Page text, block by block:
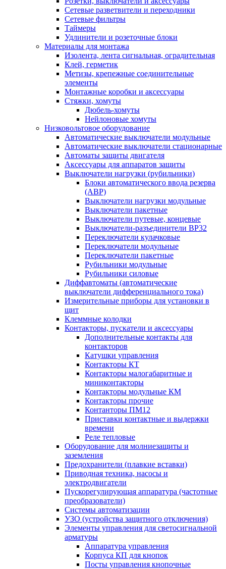
Сетевые разветвители и переходники
Сетевые фильтры
Таймеры
Удлинители и розеточные блоки
Материалы для монтажа
Изолента, лента сигнальная, оградительная
Клей, герметик
Метизы, крепежные соединительные
элементы
Монтажные коробки и аксессуары
Стяжки, хомуты
Дюбель-хомуты
Нейлоновые хомуты
Низковольтовое оборудование
Автоматические выключатели модульные
Автоматические выключатели стационарные
Автоматы защиты двигателя
Аксессуары для аппаратов защиты
Выключатели нагрузки (рубильники)
Блоки автоматического ввода резерва
(АВР)
Выключатели нагрузки модульные
Выключатели пакетные
Выключатели путевые, концевые
Выключатели-разъединители ВР32
Переключатели кулачковые
Переключатели модульные
Переключатели пакетные
Рубильники модульные
Рубильники силовые
Диффавтоматы (автоматические
выключатели дифференциального тока)
Измерительные приборы для установки в
щит
Клеммные колодки
Контакторы, пускатели и аксессуары
Дополнительные контакты для
контакторов
Катушки управления
Контакторы КТ
Контакторы малогабаритные и
миниконтакторы
Контакторы модульные КМ
Контакторы прочие
Контанторы ПМ12
Приставки контактные и выдержки
времени
Реле тепловые
Оборудование для молниезащиты и
заземления
Предохранители (плавкие вставки)
Приводная техника, насосы и
электродвигатели
Пускорегулирующая аппаратура (частотные
преобразователи)
Системы автоматизации
УЗО (устройства защитного отключения)
Элементы управления для светосигнальной
арматуры
Аппаратура управления
Корпуса КП для кнопок
Посты управления кнопочные